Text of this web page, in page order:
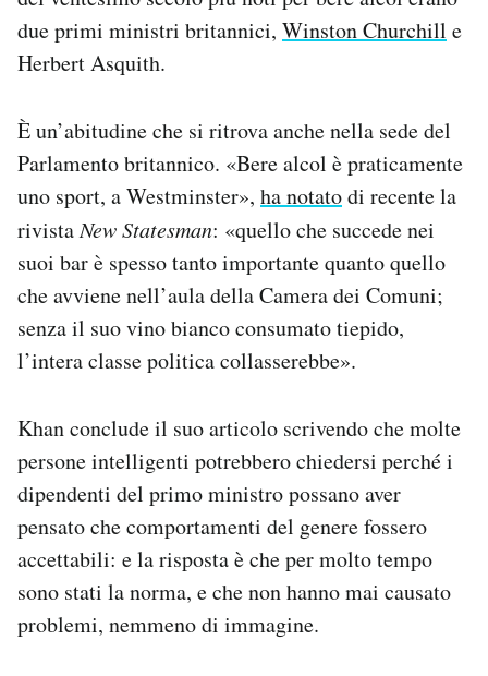
due primi ministri britannici, Winston Churchill e
Herbert Asquith.
È un’abitudine che si ritrova anche nella sede del
Parlamento britannico. «Bere alcol è praticamente
uno sport, a Westminster», ha notatodi recente la
rivistaNew Statesman: «quello che succede nei
suoi bar è spesso tanto importante quanto quello
che avviene nell’aula della Camera dei Comuni;
senza il suo vino bianco consumato tiepido,
l’intera classe politica collasserebbe».
Khan conclude il suo articolo scrivendo che molte
persone intelligenti potrebbero chiedersi perché i
dipendenti del primo ministro possano aver
pensato che comportamenti del genere fossero
accettabili: e la risposta è che per molto tempo
sono stati la norma, e che non hanno mai causato
problemi, nemmeno di immagine.